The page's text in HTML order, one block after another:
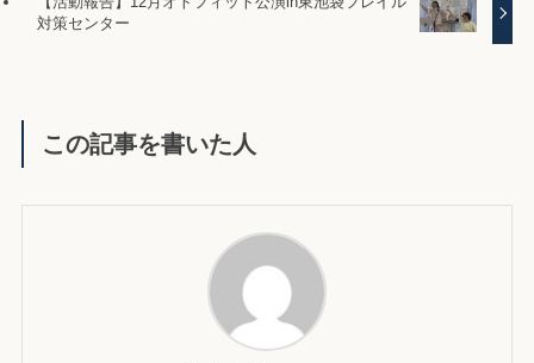
対策センター
この記事を書いた人